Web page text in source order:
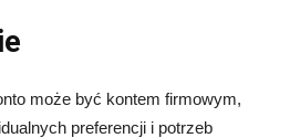
może być kontem firmowym,
preferencji i potrzeb